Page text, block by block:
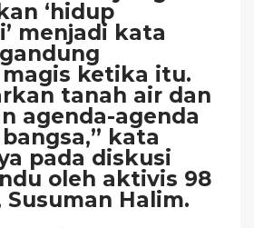
‘hidup
menjadi kata
ketika itu.
tanah air dan
agenda-agenda
kata
pada diskusi
oleh aktivis 98
Susuman Halim.